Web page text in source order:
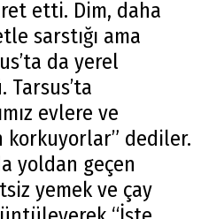
etti. Dim, daha
sarstığı ama
da yerel
evlere ve
dediler.
yoldan geçen
yemek ve çay